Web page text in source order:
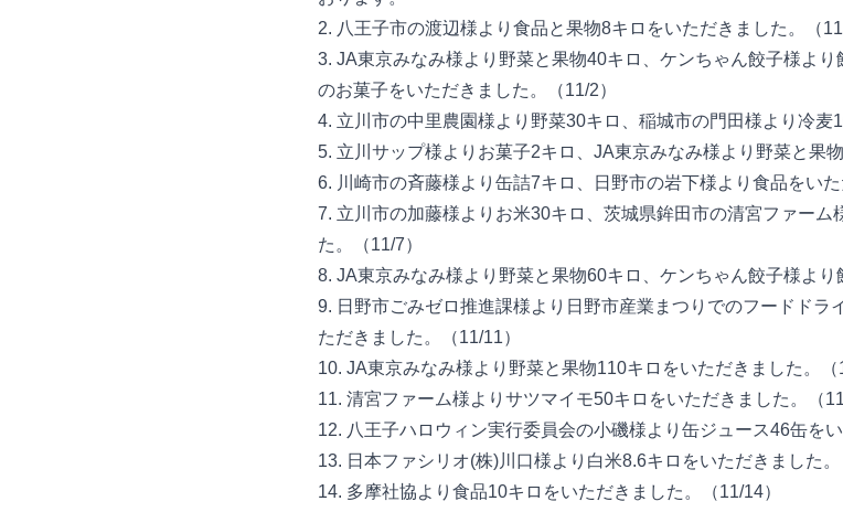
2. 八王子市の渡辺様より食品と果物8キロをいただきました。（11/
3. JA東京みなみ様より野菜と果物40キロ、ケンちゃん餃子様よ
のお菓子をいただきました。（11/2）
4. 立川市の中里農園様より野菜30キロ、稲城市の門田様より冷麦
5. 立川サップ様よりお菓子2キロ、JA東京みなみ様より野菜と果
6. 川崎市の斉藤様より缶詰7キロ、日野市の岩下様より食品をいた
7. 立川市の加藤様よりお米30キロ、茨城県鉾田市の清宮ファーム
た。（11/7）
8. JA東京みなみ様より野菜と果物60キロ、ケンちゃん餃子様より
9. 日野市ごみゼロ推進課様より日野市産業まつりでのフードドラ
ただきました。（11/11）
10. JA東京みなみ様より野菜と果物110キロをいただきました。（
11. 清宮ファーム様よりサツマイモ50キロをいただきました。（
12. 八王子ハロウィン実行委員会の小磯様より缶ジュース46缶を
13. 日本ファシリオ(株)川口様より白米8.6キロをいただきました。
14. 多摩社協より食品10キロをいただきました。（11/14）